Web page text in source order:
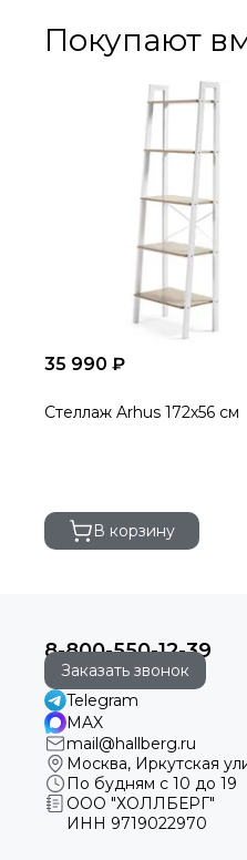
Покупают
35 990 ₽
Стеллаж Arhus 172х56 см
В корзину
8-800-550-12-39
Заказать звонок
Telegram
MAX
mail@hallberg.ru
Москва, Иркутская
По будням с 10 до 19
ООО "ХОЛЛБЕРГ"
ИНН 9719022970